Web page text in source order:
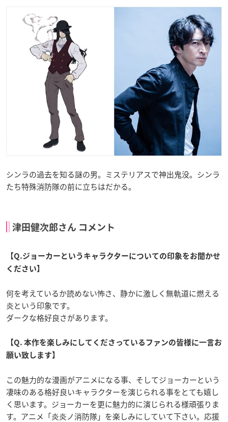
シンラの過去を知る謎の男。ミステリアスで神出鬼没。シンラ
たち特殊消防隊の前に立ちはだかる。
津田健次郎さん コメント
【Q.ジョーカーというキャラクターについての印象をお聞かせ
ください】
何を考えているか読めない怖さ、静かに激しく無軌道に燃える
炎という印象です。
ダークな格好良さがあります。
【Q. 本作を楽しみにしてくださっているファンの皆様に一言お
願い致します】
この魅力的な漫画がアニメになる事、そしてジョーカーという
凄味のある格好良いキャラクターを演じられる事をとても嬉し
く思います。ジョーカーを更に魅力的に演じられる様頑張りま
す。アニメ「炎炎ノ消防隊」を楽しみにしていて下さい。応援